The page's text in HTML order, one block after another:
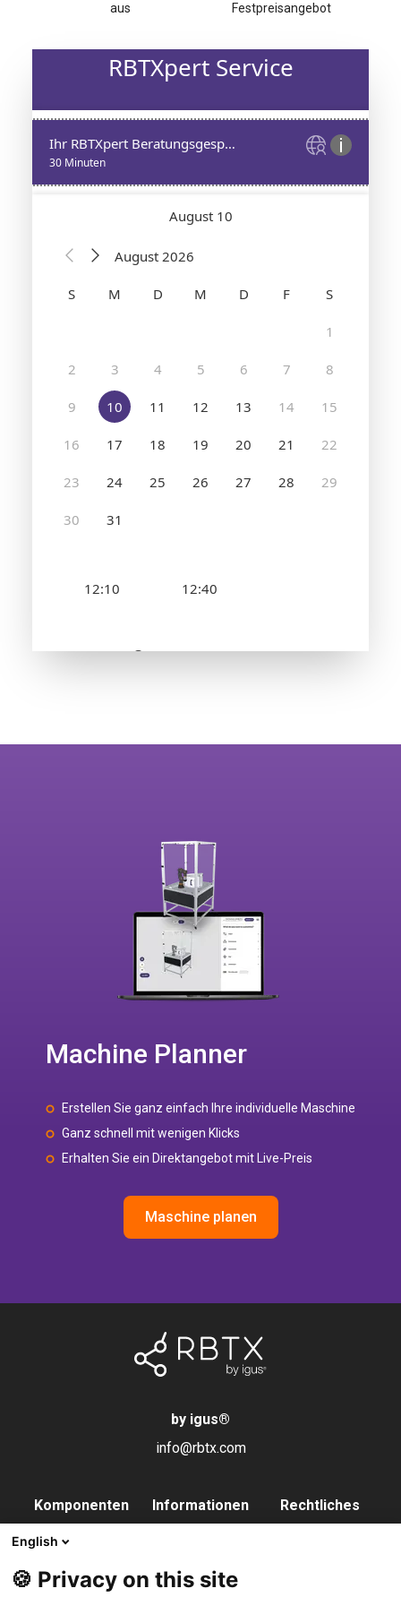
aus
Festpreisangebot
Machine Planner
Erstellen Sie ganz einfach Ihre individuelle Maschine
Ganz schnell mit wenigen Klicks
Erhalten Sie ein Direktangebot mit Live-Preis
Maschine planen
by igus®
info@rbtx.com
Komponenten
Steuerung
Informationen
Partner
Rechtliches
English
🍪 Privacy on this site